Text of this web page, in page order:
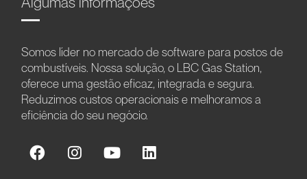
Somos líder no mercado de software para postos de
combustíveis. Nossa solução, o LBC Gas Station,
oferece uma gestão eficaz, integrada e segura.
Reduzimos custos operacionais e melhoramos a
eficiência do seu negócio.